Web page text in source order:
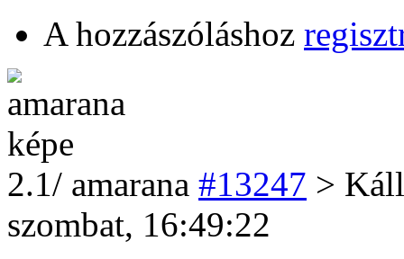
A hozzászóláshoz
2.1/ amarana #13247 >
szombat, 16:49:22